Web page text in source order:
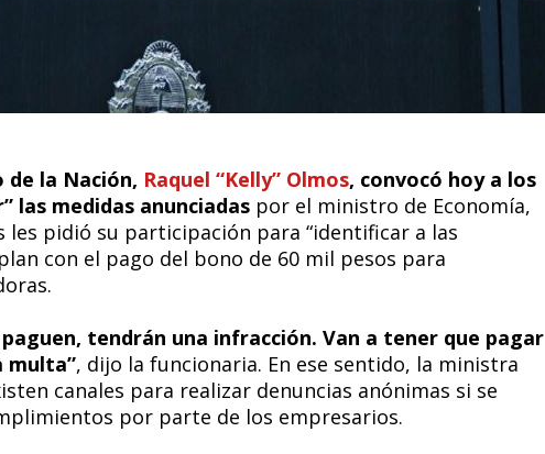
de la Nación, Raquel “Kelly” Olmos, convocó hoy a los
las medidas anunciadas por el ministro de Economía,
les pidió su participación para “identificar a las
con el pago del bono de 60 mil pesos para
tendrán una infracción. Van a tener que pagar
multa”, dijo la funcionaria. En ese sentido, la ministra
canales para realizar denuncias anónimas si se
por parte de los empresarios.